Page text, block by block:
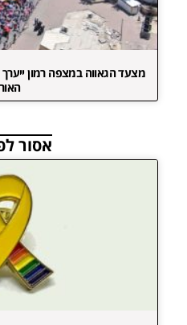
מצעד הגאווה במצפה רמון
אסור